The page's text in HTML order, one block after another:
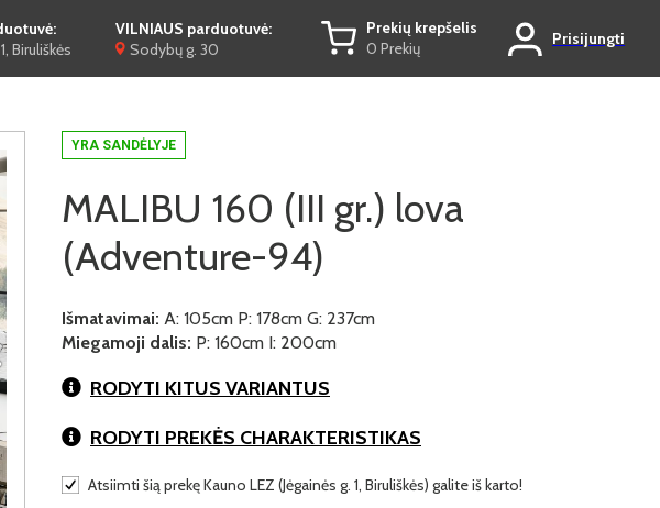
Biruliškės
VILNIAUS parduotuvė:
Sodybų g. 30
Prekių krepšelis
0 Prekių
Prisijungti
YRA SANDĖLYJE
MALIBU 160 (III gr.) lova
(Adventure-94)
Išmatavimai: A: 105cm P: 178cm G: 237cm
Miegamoji dalis: P: 160cm I: 200cm
RODYTI KITUS VARIANTUS
RODYTI PREKĖS CHARAKTERISTIKAS
Atsiimti šią prekę Kauno LEZ (Jėgainės g. 1, Biruliškės) galite iš karto!